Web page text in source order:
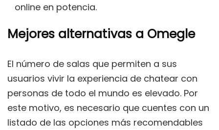
online en potencia.
Mejores alternativas a Omegle
El número de salas que permiten a sus
usuarios vivir la experiencia de chatear con
personas de todo el mundo es elevado. Por
este motivo, es necesario que cuentes con un
listado de las opciones más recomendables